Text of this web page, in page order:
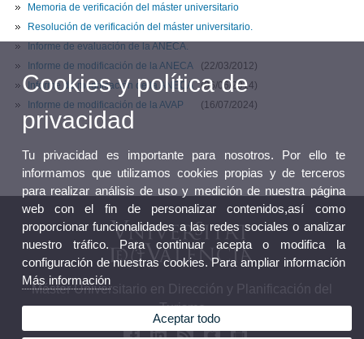
Memoria de verificación del máster universitario
Resolución de verificación del máster universitario.
Informe de evaluación de la ANECA.
Informe de modificación de la ANECA (22/03/2012)
Informe de modificación de la ANECA(06/06/2014)
Informe de modificación de la AVAP
(16/07/2024)
Máster Universitario en Dirección y Planificación del
Turismo
Cookies y política de
privacidad
Tu privacidad es importante para nosotros. Por ello te
informamos que utilizamos cookies propias y de terceros
para realizar análisis de uso y medición de nuestra página
web con el fin de personalizar contenidos,así como
proporcionar funcionalidades a las redes sociales o analizar
nuestro tráfico. Para continuar acepta o modifica la
configuración de nuestras cookies. Para ampliar información
Más información
Aceptar todo